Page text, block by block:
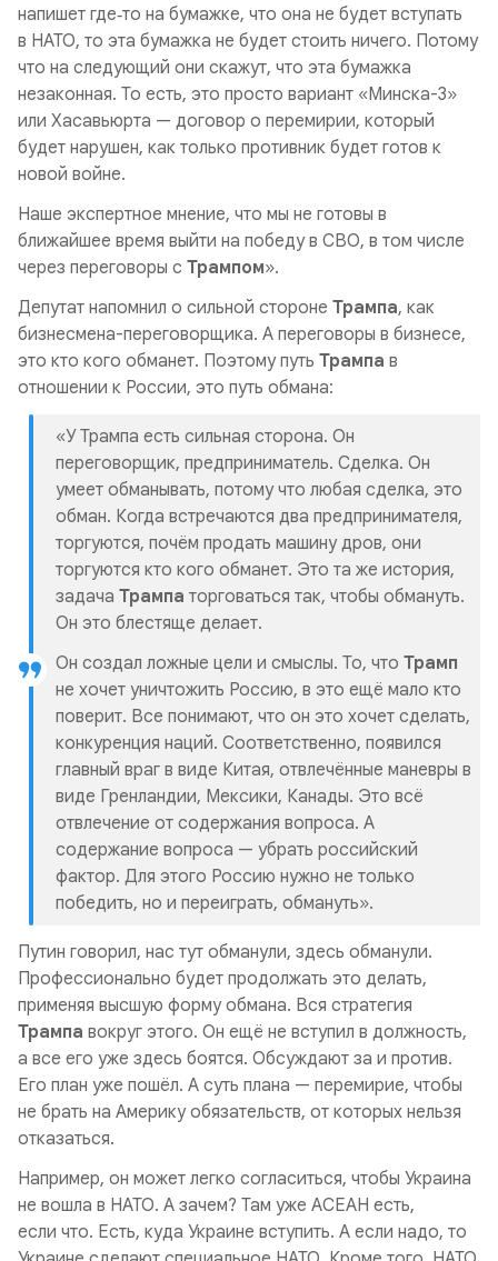
напишет где‑то на бумажке, что она не будет вступать
в НАТО, то эта бумажка не будет стоить ничего. Потому
что на следующий они скажут, что эта бумажка
незаконная. То есть, это просто вариант «Минска-3»
или Хасавьюрта — договор о перемирии, который
будет нарушен, как только противник будет готов к
новой войне.
Наше экспертное мнение, что мы не готовы в
ближайшее время выйти на победу в СВО, в том числе
через переговоры с Трампом».
Депутат напомнил о сильной стороне Трампа, как
бизнесмена-переговорщика. А переговоры в бизнесе,
это кто кого обманет. Поэтому путь Трампа в
отношении к России, это путь обмана:
«У Трампа есть сильная сторона. Он
переговорщик, предприниматель. Сделка. Он
умеет обманывать, потому что любая сделка, это
обман. Когда встречаются два предпринимателя,
торгуются, почём продать машину дров, они
торгуются кто кого обманет. Это та же история,
задача Трампа торговаться так, чтобы обмануть.
Он это блестяще делает.
Он создал ложные цели и смыслы. То, что Трамп
не хочет уничтожить Россию, в это ещё мало кто
поверит. Все понимают, что он это хочет сделать,
конкуренция наций. Соответственно, появился
главный враг в виде Китая, отвлечённые маневры в
виде Гренландии, Мексики, Канады. Это всё
отвлечение от содержания вопроса. А
содержание вопроса — убрать российский
фактор. Для этого Россию нужно не только
победить, но и переиграть, обмануть».
Путин говорил, нас тут обманули, здесь обманули.
Профессионально будет продолжать это делать,
применяя высшую форму обмана. Вся стратегия
Трампа вокруг этого. Он ещё не вступил в должность,
а все его уже здесь боятся. Обсуждают за и против.
Его план уже пошёл. А суть плана — перемирие, чтобы
не брать на Америку обязательств, от которых нельзя
отказаться.
Например, он может легко согласиться, чтобы Украина
не вошла в НАТО. А зачем? Там уже АСЕАН есть,
если что. Есть, куда Украине вступить. А если надо, то